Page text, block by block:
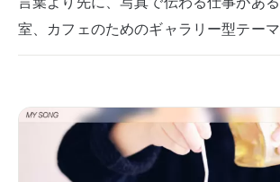
室、カフェのためのギャラリー型テー